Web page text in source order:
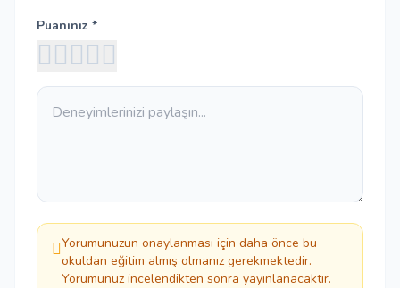
Puanınız *
Yorumunuzun onaylanması için daha önce bu
okuldan eğitim almış olmanız gerekmektedir.
Yorumunuz incelendikten sonra yayınlanacaktır.